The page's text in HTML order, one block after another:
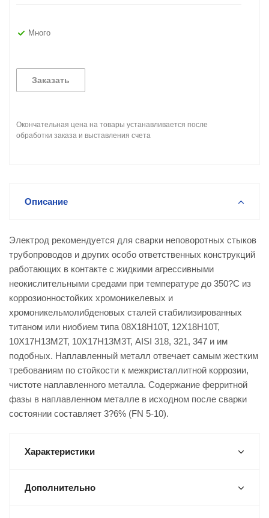
Много
Заказать
Окончательная цена на товары устанавливается после
обработки заказа и выставления счета
Описание
Электрод рекомендуется для сварки неповоротных стыков
трубопроводов и других особо ответственных конструкций
работающих в контакте с жидкими агрессивными
неокислительными средами при температуре до 350?С из
коррозионностойких хромоникелевых и
хромоникельмолибденовых сталей стабилизированных
титаном или ниобием типа 08Х18Н10Т, 12Х18Н10Т,
10Х17Н13М2Т, 10Х17Н13М3Т, AISI 318, 321, 347 и им
подобных. Наплавленный металл отвечает самым жестким
требованиям по стойкости к межкристаллитной коррозии,
чистоте наплавленного металла. Содержание ферритной
фазы в наплавленном металле в исходном после сварки
состоянии составляет 3?6% (FN 5-10).
Характеристики
Дополнительно